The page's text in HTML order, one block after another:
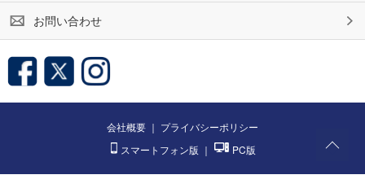
お問い合わせ
会社概要 ｜ プライバシーポリシー
スマートフォン版 ｜ PC版